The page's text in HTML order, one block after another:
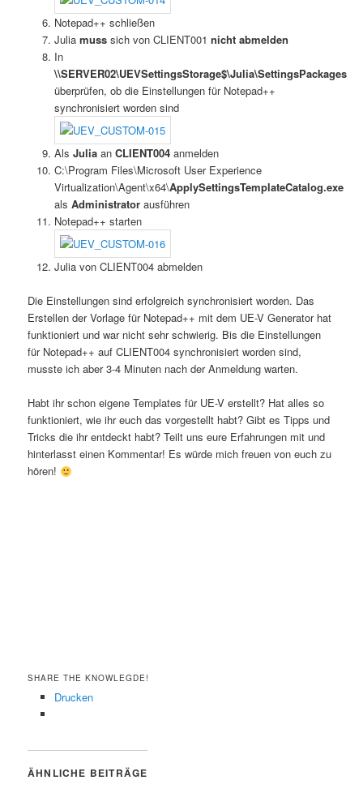
Notepad++ schließen
Julia musssich von CLIENT001 nicht abmelden
In
\\SERVER02\UEVSettingsStorage$\Julia\SettingsPackages
überprüfen, ob die Einstellungen für Notepad++
synchronisiert worden sind
Als Juliaan CLIENT004anmelden
C:\Program Files\Microsoft User Experience
Virtualization\Agent\x64\ApplySettingsTemplateCatalog.exe
als Administratorausführen
Notepad++ starten
Julia von CLIENT004 abmelden
Die Einstellungen sind erfolgreich synchronisiert worden. Das
Erstellen der Vorlage für Notepad++ mit dem UE-V Generator hat
funktioniert und war nicht sehr schwierig. Bis die Einstellungen
für Notepad++ auf CLIENT004 synchronisiert worden sind,
musste ich aber 3-4 Minuten nach der Anmeldung warten.
Habt ihr schon eigene Templates für UE-V erstellt? Hat alles so
funktioniert, wie ihr euch das vorgestellt habt? Gibt es Tipps und
Tricks die ihr entdeckt habt? Teilt uns eure Erfahrungen mit und
hinterlasst einen Kommentar! Es würde mich freuen von euch zu
hören!
SHARE THE KNOWLEGDE!
Drucken
ÄHNLICHE BEITRÄGE